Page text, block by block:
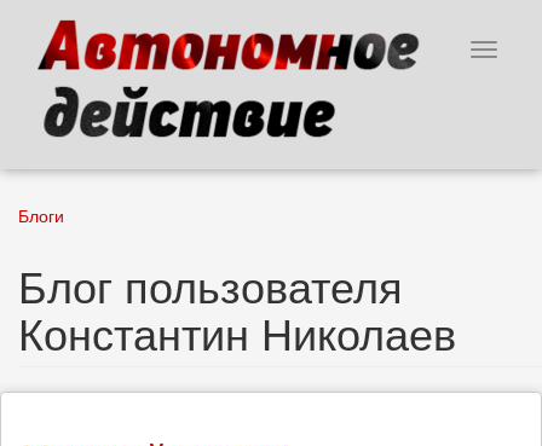
основному
содержанию
Toggle
Блоги
Блог пользователя
Константин Николаев